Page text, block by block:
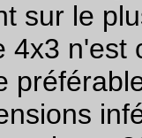
sur le
4x3